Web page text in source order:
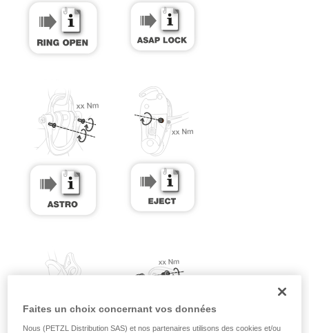
Faites un choix concernant vos données
Nous (PETZL Distribution SAS) et nos partenaires utilisons des cookies et/ou